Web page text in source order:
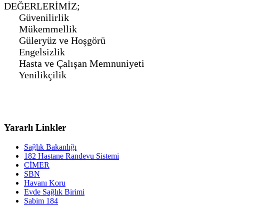
DEĞERLERİMİZ;
Güvenilirlik
Mükemmellik
Güleryüz ve Hoşgörü
Engelsizlik
Hasta ve Çalışan Memnuniyeti
Yenilikçilik
Yararlı Linkler
Sağlık Bakanlığı
182 Hastane Randevu Sistemi
CİMER
SBN
Havanı Koru
Evde Sağlık Birimi
Sabim 184